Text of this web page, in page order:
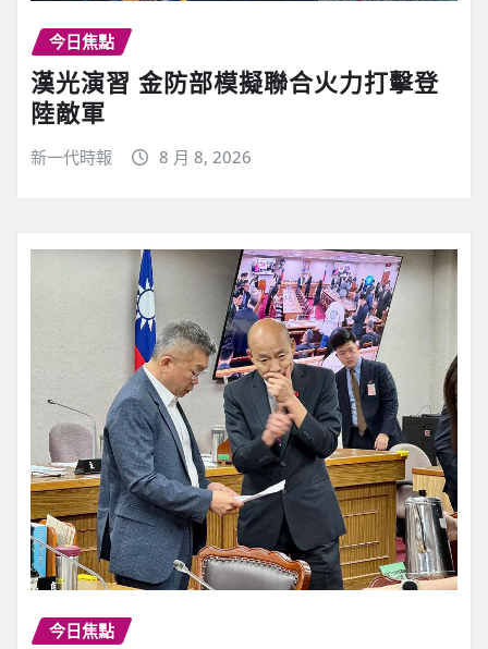
今日焦點
漢光演習 金防部模擬聯合火力打擊登
陸敵軍
新一代時報 8 月 8, 2026
今日焦點